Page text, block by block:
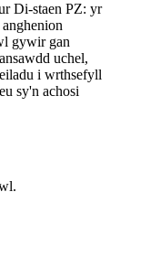
Di-staen PZ: yr
gywir gan
uchel,
i wrthsefyll
sy'n achosi